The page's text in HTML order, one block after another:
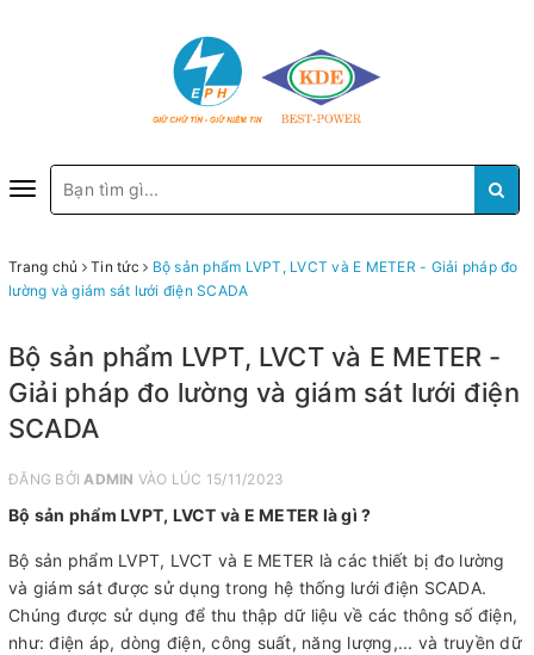
Toggle
navigation
Trang chủ Tin tức
Bộ sản phẩm LVPT, LVCT và E METER - Giải pháp đo
lường và giám sát lưới điện SCADA
Bộ sản phẩm LVPT, LVCT và E METER -
Giải pháp đo lường và giám sát lưới điện
SCADA
ĐĂNG BỞI ADMIN VÀO LÚC 15/11/2023
Bộ sản phẩm LVPT, LVCT và E METER là gì ?
Bộ sản phẩm LVPT, LVCT và E METER là các thiết bị đo lường
và giám sát được sử dụng trong hệ thống lưới điện SCADA.
Chúng được sử dụng để thu thập dữ liệu về các thông số điện,
như: điện áp, dòng điện, công suất, năng lượng,... và truyền dữ